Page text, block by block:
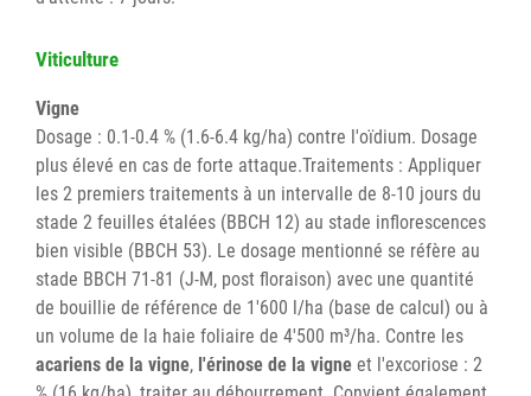
Viticulture
Vigne
Dosage : 0.1-0.4 % (1.6-6.4 kg/ha) contre l'oïdium. Dosage
plus élevé en cas de forte attaque.Traitements : Appliquer
les 2 premiers traitements à un intervalle de 8-10 jours du
stade 2 feuilles étalées (BBCH 12) au stade inflorescences
bien visible (BBCH 53). Le dosage mentionné se réfère au
stade BBCH 71-81 (J-M, post floraison) avec une quantité
de bouillie de référence de 1'600 l/ha (base de calcul) ou à
un volume de la haie foliaire de 4'500 m³/ha. Contre les
acariens de la vigne, l'érinose de la vigne et l'excoriose : 2